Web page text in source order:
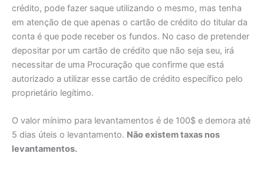
crédito, pode fazer saque utilizando o mesmo, mas tenha
em atenção de que apenas o cartão de crédito do titular da
conta é que pode receber os fundos. No caso de pretender
depositar por um cartão de crédito que não seja seu, irá
necessitar de uma Procuração que confirme que está
autorizado a utilizar esse cartão de crédito específico pelo
proprietário legítimo.
O valor mínimo para levantamentos é de 100$ e demora até
5 dias úteis o levantamento. Não existem taxas nos
levantamentos.